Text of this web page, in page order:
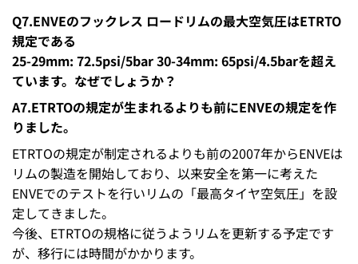
Q7.ENVEのフックレス ロードリムの最大空気圧はETRTO
規定である
25-29mm: 72.5psi/5bar 30-34mm: 65psi/4.5barを超え
ています。なぜでしょうか？
A7.ETRTOの規定が生まれるよりも前にENVEの規定を作
りました。
ETRTOの規定が制定されるよりも前の2007年からENVEは
リムの製造を開始しており、以来安全を第一に考えた
ENVEでのテストを行いリムの「最高タイヤ空気圧」を設
定してきました。
今後、ETRTOの規格に従うようリムを更新する予定です
が、移行には時間がかかります。